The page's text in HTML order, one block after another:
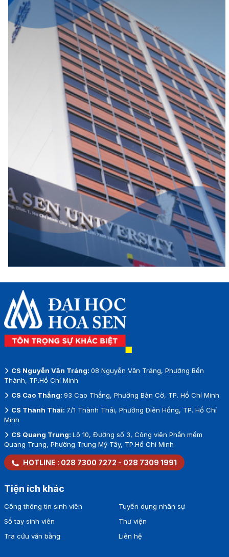
CS Nguyễn Văn Tráng: 08 Nguyễn Văn Tráng, Phường Bến
Thành, TP.Hồ Chí Minh
CS Cao Thắng: 93 Cao Thắng, Phường Bàn Cờ, TP. Hồ Chí Minh
CS Thành Thái: 7/1 Thành Thái, Phường Diên Hồng, TP. Hồ Chí
Minh
CS Quang Trung: Lô 10, Đường số 3, Công viên Phần mềm
Quang Trung, Phường Trung Mỹ Tây, TP.Hồ Chí Minh
HOTLINE : 028 7300 7272 - 028 7309 1991
Tiện ích khác
Cổng thông tin sinh viên
Sổ tay sinh viên
Tra cứu văn bằng
Tuyển dụng nhân sự
Thư viện
Liên hệ